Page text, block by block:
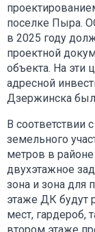
поселке Пыра.
в 2025 году
проектной
объекта. На эти
адресной
Дзержинска
В соответствии
земельного
метров в
двухэтажное
зона и зона для
этаже ДК будут
мест, гардероб,